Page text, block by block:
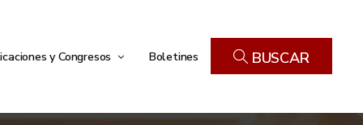
y Congresos Boletines BUSCAR